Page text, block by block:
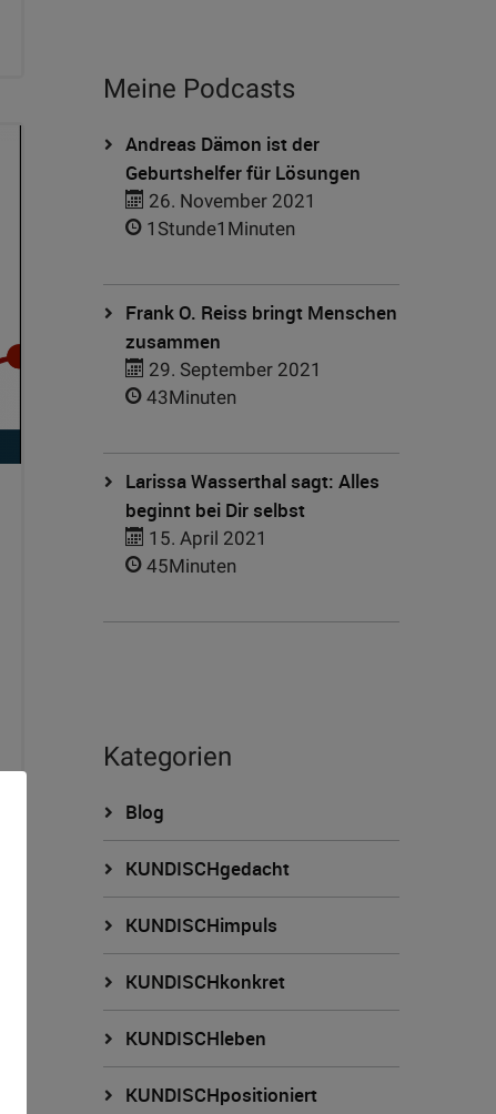
Meine Podcasts
Andreas Dämon ist der
Geburtshelfer für Lösungen
26. November 2021
1Stunde1Minuten
Frank O. Reiss bringt Menschen
zusammen
29. September 2021
43Minuten
Larissa Wasserthal sagt: Alles
beginnt bei Dir selbst
15. April 2021
45Minuten
Kategorien
Blog
KUNDISCHgedacht
KUNDISCHimpuls
KUNDISCHkonkret
KUNDISCHleben
KUNDISCHpositioniert